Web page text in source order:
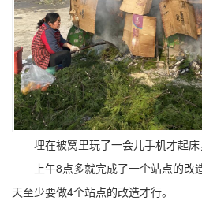
埋在被窝里玩了一会儿手机才起床
上午8点多就完成了一个站点的
天至少要做4个站点的改造才行。